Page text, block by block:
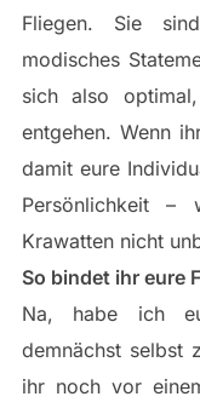
Fliegen. Sie
modisches
sich also
entgehen. Wenn
damit eure
Persönlichkeit –
Krawatten nicht
So bindet ihr eure
Na, habe ich
demnächst selbst
ihr noch vor